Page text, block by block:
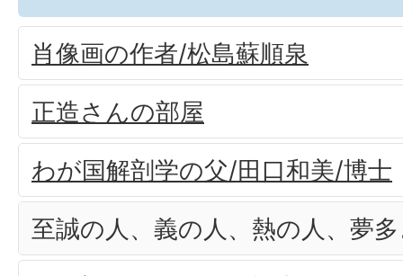
肖像画の作者/松島蘇順泉
正造さんの部屋
わが国解剖学の父/田口和美/博士
至誠の人、義の人、熱の人、夢